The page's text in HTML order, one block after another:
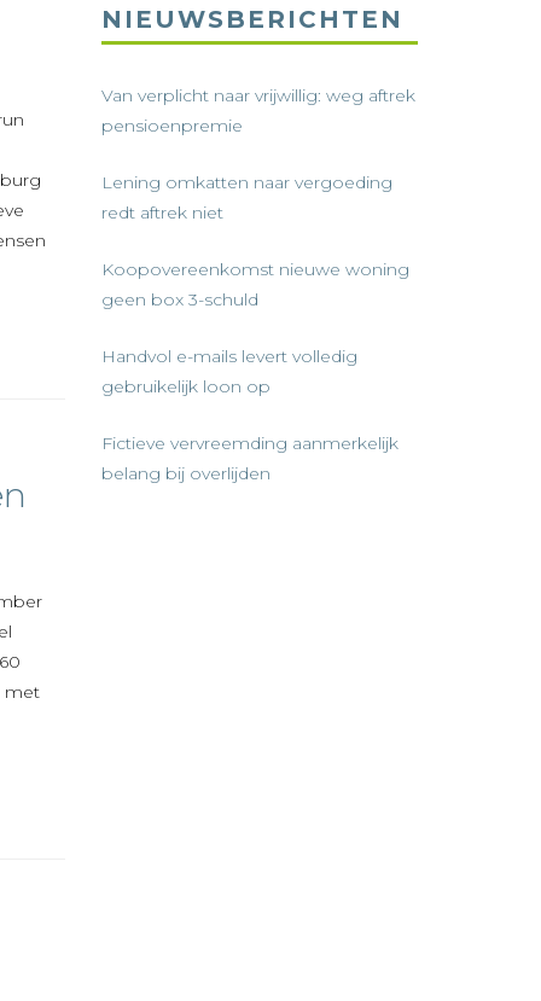
met
NIEUWSBERICHTEN
Van verplicht naar vrijwillig: weg aftrek
pensioenpremie
Lening omkatten naar vergoeding
redt aftrek niet
Koopovereenkomst nieuwe woning
geen box 3-schuld
Handvol e-mails levert volledig
gebruikelijk loon op
Fictieve vervreemding aanmerkelijk
belang bij overlijden